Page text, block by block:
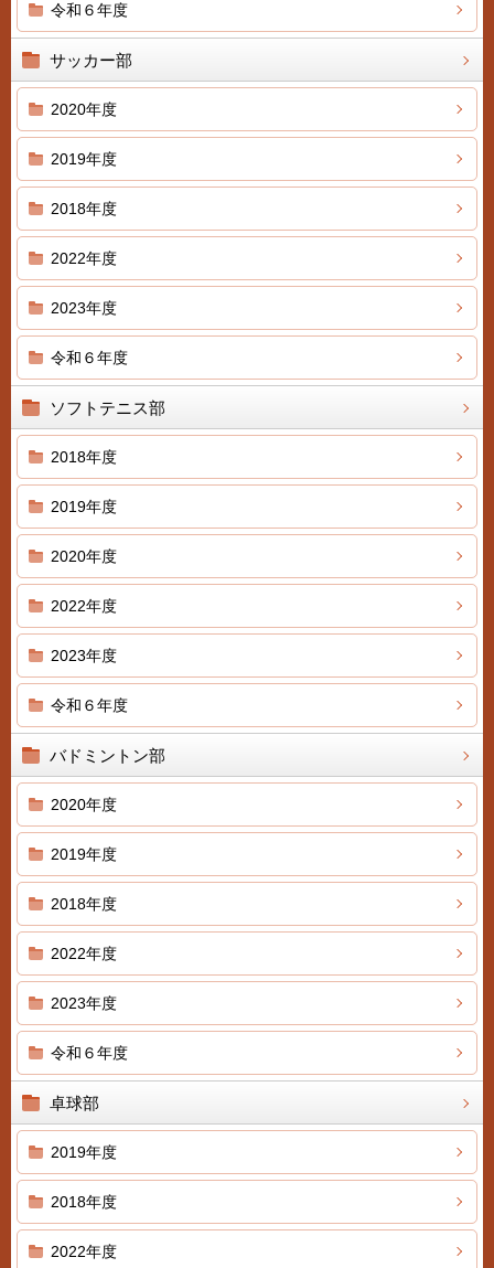
令和６年度
サッカー部
2020年度
2019年度
2018年度
2022年度
2023年度
令和６年度
ソフトテニス部
2018年度
2019年度
2020年度
2022年度
2023年度
令和６年度
バドミントン部
2020年度
2019年度
2018年度
2022年度
2023年度
令和６年度
卓球部
2019年度
2018年度
2022年度